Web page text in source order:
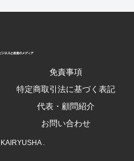
免責事項
特定商取引法に基づく表記
代表・顧問紹介
お問い合わせ
.